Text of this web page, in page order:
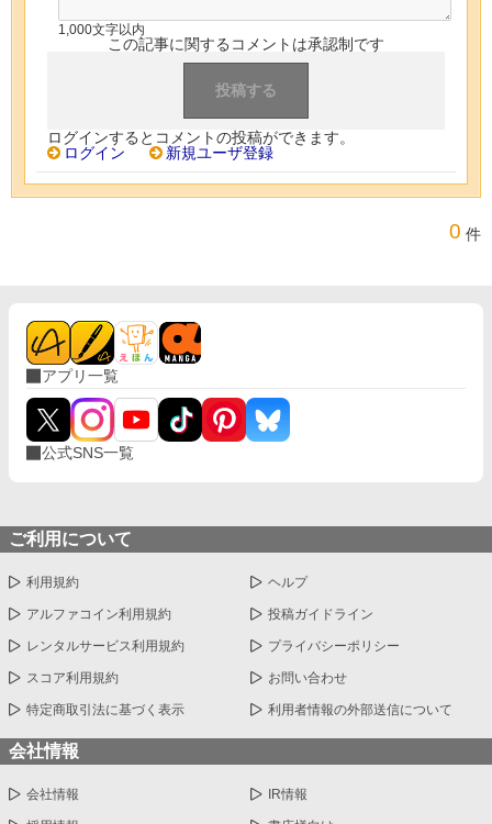
1,000文字以内
この記事に関するコメントは承認制です
ログインするとコメントの投稿ができます。
ログイン
新規ユーザ登録
0 件
アプリ一覧
公式SNS一覧
ご利用について
利用規約 ヘルプ
アルファコイン利用規約 投稿ガイドライン
レンタルサービス利用規約 プライバシーポリシー
スコア利用規約 お問い合わせ
特定商取引法に基づく表示 利用者情報の外部送信について
会社情報
会社情報 IR情報